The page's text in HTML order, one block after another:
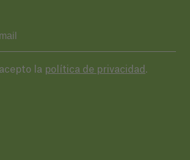
la política de privacidad .